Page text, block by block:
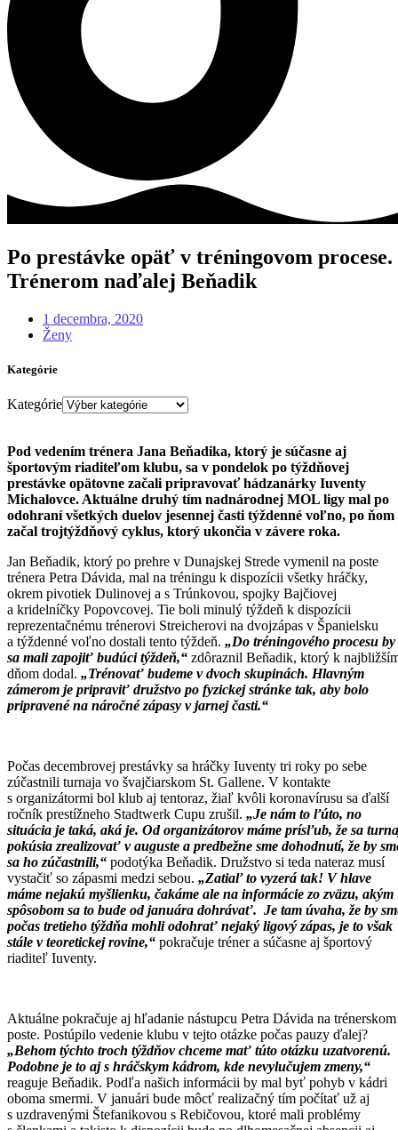
Po prestávke opäť v tréningovom procese.
Trénerom naďalej Beňadik
1 decembra, 2020
Ženy
Kategórie
Kategórie
Pod vedením trénera Jana Beňadika, ktorý je súčasne aj
športovým riaditeľom klubu, sa v pondelok po týždňovej
prestávke opätovne začali pripravovať hádzanárky Iuventy
Michalovce. Aktuálne druhý tím nadnárodnej MOL ligy mal po
odohraní všetkých duelov jesennej časti týždenné voľno, po ňom
začal trojtýždňový cyklus, ktorý ukončia v závere roka.
Jan Beňadik, ktorý po prehre v Dunajskej Strede vymenil na poste
trénera Petra Dávida, mal na tréningu k dispozícii všetky hráčky,
okrem pivotiek Dulinovej a s Trúnkovou, spojky Bajčiovej
a kridelníčky Popovcovej. Tie boli minulý týždeň k dispozícii
reprezentačnému trénerovi Streicherovi na dvojzápas v Španielsku
a týždenné voľno dostali tento týždeň. „Do tréningového procesu by
sa mali zapojiť budúci týždeň,“ zdôraznil Beňadik, ktorý k
dňom dodal. „Trénovať budeme v dvoch skupinách. Hlavným
zámerom je pripraviť družstvo po fyzickej stránke tak, aby bolo
pripravené na náročné zápasy v jarnej časti.“
Počas decembrovej prestávky sa hráčky Iuventy tri roky po sebe
zúčastnili turnaja vo švajčiarskom St. Gallene. V kontakte
s organizátormi bol klub aj tentoraz, žiaľ kvôli koronavírusu sa ďalší
ročník prestížneho Stadtwerk Cupu zrušil. „Je nám to ľúto, no
situácia je taká, aká je. Od organizátorov máme prísľub, že sa
pokúsia zrealizovať v auguste a predbežne sme dohodnutí, že by
sa ho zúčastnili,“ podotýka Beňadik. Družstvo si teda nateraz musí
vystačiť so zápasmi medzi sebou. „Zatiaľ to vyzerá tak! V hlave
máme nejakú myšlienku, čakáme ale na informácie zo zväzu, akým
spôsobom sa to bude od januára dohrávať. Je tam úvaha, že by
počas tretieho týždňa mohli odohrať nejaký ligový zápas, je to však
stále v teoretickej rovine,“ pokračuje tréner a súčasne aj športový
riaditeľ Iuventy.
Aktuálne pokračuje aj hľadanie nástupcu Petra Dávida na trénerskom
poste. Postúpilo vedenie klubu v tejto otázke počas pauzy ďalej?
„Behom týchto troch týždňov chceme mať túto otázku uzatvorenú.
Podobne je to aj s hráčskym kádrom, kde nevylučujem zmeny,“
reaguje Beňadik. Podľa našich informácii by mal byť pohyb v kádri
oboma smermi. V januári bude môcť realizačný tím počítať už aj
s uzdravenými Štefanikovou s Rebičovou, ktoré mali problémy